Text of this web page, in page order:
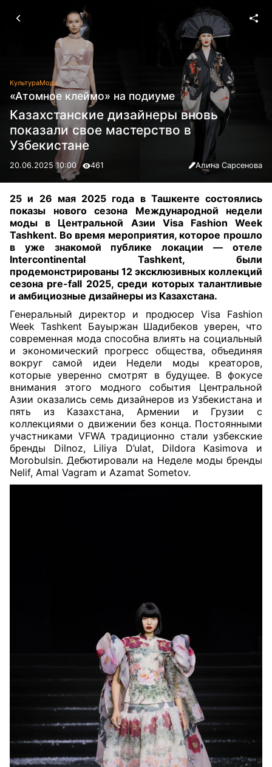
КультураМода
«Атомное клеймо» на подиуме
Казахстанские дизайнеры вновь
показали свое мастерство в
Узбекистане
20.06.2025 10:00 461 Алина Сарсенова
25 и 26 мая 2025 года в Ташкенте состоялись
показы нового сезона Международной недели
моды в Центральной Азии Visa Fashion Week
Tashkent. Во время мероприятия, которое прошло
в уже знакомой публике локации — отеле
Intercontinental Tashkent, были
продемонстрированы 12 эксклюзивных коллекций
сезона pre-fall 2025, среди которых талантливые
и амбициозные дизайнеры из Казахстана.
Генеральный директор и продюсер Visa Fashion
Week Tashkent Бауыржан Шадибеков уверен, что
современная мода способна влиять на социальный
и экономический прогресс общества, объединяя
вокруг самой идеи Недели моды креаторов,
которые уверенно смотрят в будущее. В фокусе
внимания этого модного события Центральной
Азии оказались семь дизайнеров из Узбекистана и
пять из Казахстана, Армении и Грузии с
коллекциями о движении без конца. Постоянными
участниками VFWA традиционно стали узбекские
бренды Dilnoz, Liliya D’ulat, Dildora Kasimova и
Morobulsin. Дебютировали на Неделе моды бренды
Nelif, Amal Vagram и Azamat Sometov.